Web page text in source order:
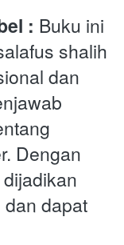
: Buku ini
shalih
dan
Dengan
dapat